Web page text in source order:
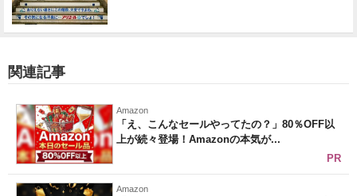
関連記事
Amazon
「え、こんなセールやってたの？」80％OFF以
上が続々登場！Amazonの本気が...
PR
Amazon